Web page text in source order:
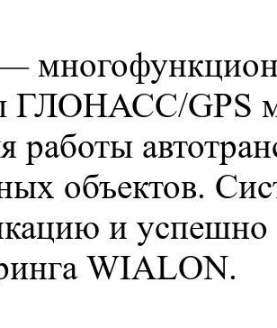
ГЛОНАСС/GPS
работы
объектов.
и успешно
WIALON.